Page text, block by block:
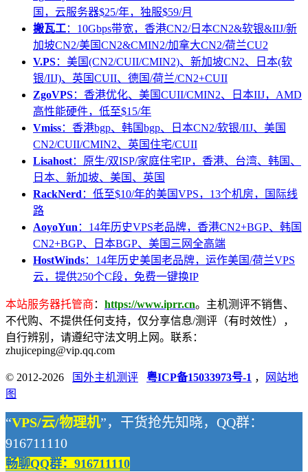
国，云服务器$25/年，独服$59/月
搬瓦工：10Gbps带宽，香港CN2/日本CN2&软银&IIJ/新
加坡CN2/美国CN2&CMIN2/加拿大CN2/荷兰CU2
V.PS：美国(CN2/CUII/CMIN2)、新加坡CN2、日本(软
银/IIJ)、英国CUII、德国/荷兰/CN2+CUII
ZgoVPS：香港优化、美国CUII/CMIN2、日本IIJ，AMD
高性能硬件，低至$15/年
Vmiss：香港bgp、韩国bgp、日本CN2/软银/IIJ、美国
CN2/CUII/CMIN2、英国住宅/CUII
Lisahost：原生/双ISP/家庭住宅IP，香港、台湾、韩国、
日本、新加坡、美国、英国
RackNerd ：低至$10/年的美国VPS，13个机房，国际线
路
AoyoYun ：14年历史VPS老品牌，香港CN2+BGP、韩国
CN2+BGP、日本BGP、美国三网全高端
HostWinds：14年历史美国老品牌，运作美国/荷兰VPS
云，提供250个C段，免费一键换IP
本站服务器托管商 ： https://www.iprr.cn。主机测评不销售、
不代购、不提供任何支持，仅分享信息/测评（有时效性），
自行辨别，请遵纪守法文明上网。联系：
zhujiceping@vip.qq.com
© 2012-2026 国外主机测评 粤ICP备15033973号-1 ，
网站地
图
“VPS/云/物理机”，干货抢先知晓，QQ群：
916711110
畅聊QQ群：916711110